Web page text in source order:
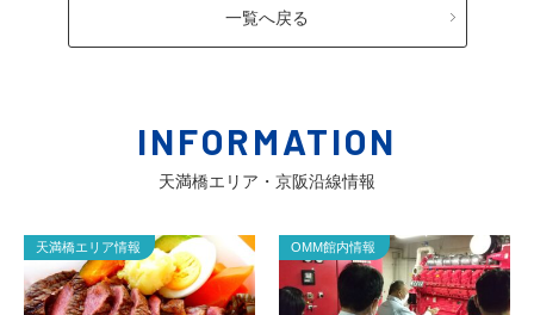
一覧へ戻る
INFORMATION
天満橋エリア・京阪沿線情報
天満橋エリア情報 OMM館内情報